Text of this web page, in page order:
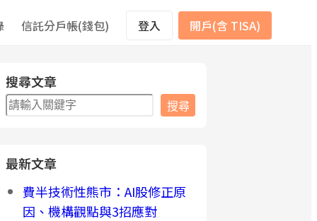
信託分戶帳(錢包) 登入 開戶(含 TISA)
搜尋文章
搜
尋
搜尋
最新文章
費半技術性熊市：AI股修正原
因、機構觀點與3招應對